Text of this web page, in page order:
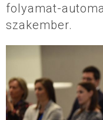
folyamat-
szakember.